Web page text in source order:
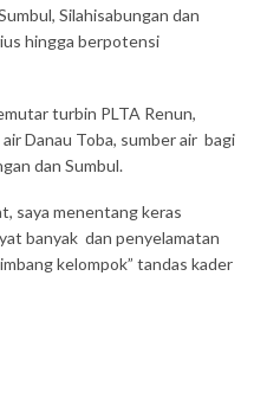
Silahisabungan dan
hingga berpotensi
turbin PLTA Renun,
Danau Toba, sumber air bagi
dan Sumbul.
saya menentang keras
banyak dan penyelamatan
kelompok” tandas kader